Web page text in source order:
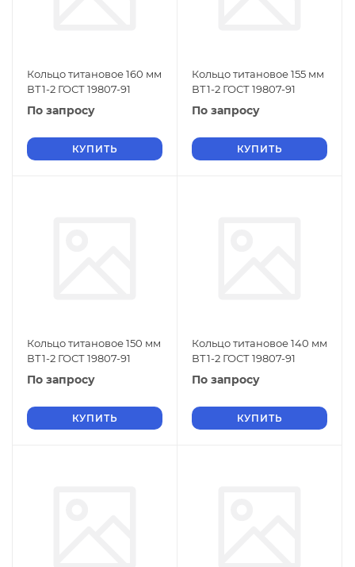
Кольцо титановое 160 мм
ВТ1-2 ГОСТ 19807-91
По запросу
КУПИТЬ
Кольцо титановое 155 мм
ВТ1-2 ГОСТ 19807-91
По запросу
КУПИТЬ
Кольцо титановое 150 мм
ВТ1-2 ГОСТ 19807-91
По запросу
КУПИТЬ
Кольцо титановое 140 мм
ВТ1-2 ГОСТ 19807-91
По запросу
КУПИТЬ